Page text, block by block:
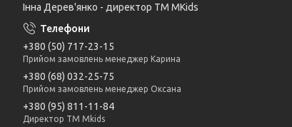
Інна Дерев'янко - директор TM MKids
+380 (50) 717-23-15
Прийом замовлень менеджер Карина
+380 (68) 032-25-75
Прийом замовлень менеджер Оксана
+380 (95) 811-11-84
Директор ТМ Mkids